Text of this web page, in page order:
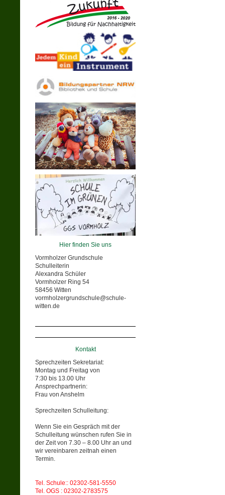
Hier finden Sie uns
Vormholzer Grundschule
Schulleiterin
Alexandra Schüler
Vormholzer Ring 54
58456 Witten
vormholzergrundschule@schule-
witten.de
Kontakt
Sprechzeiten Sekretariat:
Montag und Freitag von
7:30 bis 13.00 Uhr
Ansprechpartnerin:
Frau von Anshelm
Sprechzeiten Schulleitung:
Wenn Sie ein Gespräch mit der
Schulleitung wünschen rufen Sie in
der Zeit von 7.30 – 8.00 Uhr an und
wir vereinbaren zeitnah einen
Termin.
Tel. Schule:: 02302-581-5550
Tel. OGS : 02302-2783575